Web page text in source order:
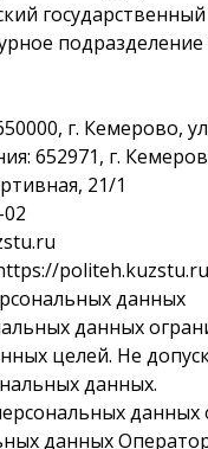
г. Кемерово,
652971, г.
21/1
данных
данных
целей. Не
данных.
данных
данных